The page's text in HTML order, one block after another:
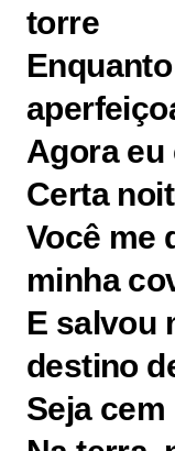
torre
Agora
Certa
Você me
minha
E salvou
destino
Seja